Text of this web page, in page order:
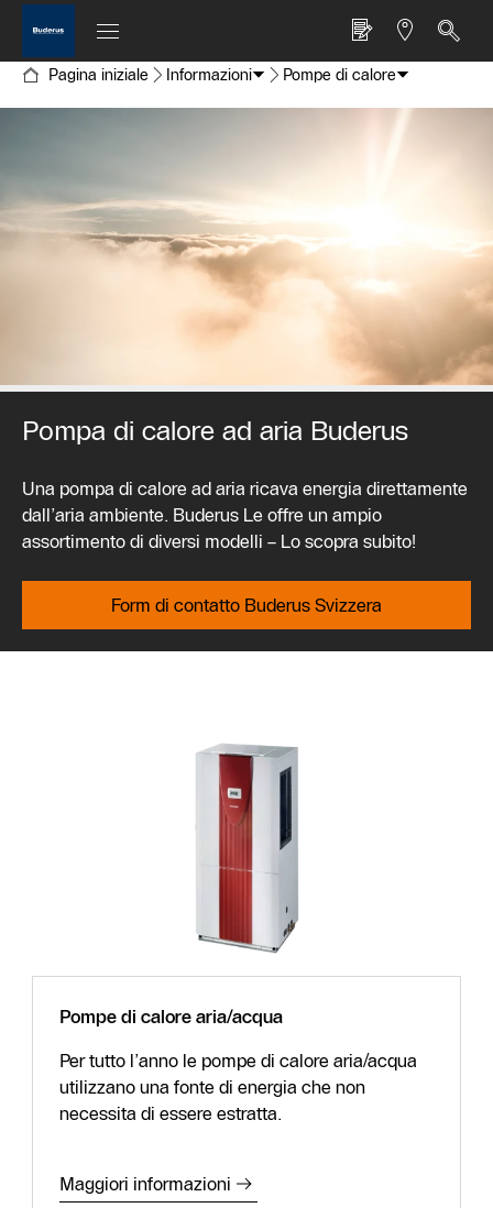
Pagina iniziale Informazioni Pompe di calore
Pompa di calore ad aria Buderus
Una pompa di calore ad aria ricava energia direttamente
dall’aria ambiente. Buderus Le offre un ampio
assortimento di diversi modelli – Lo scopra subito!
Form di contatto Buderus Svizzera
Pompe di calore aria/acqua
Per tutto l’anno le pompe di calore aria/acqua
utilizzano una fonte di energia che non
necessita di essere estratta.
Maggiori informazioni